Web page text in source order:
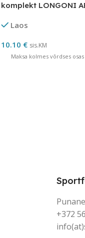
komplekt LONGONI
Laos
10.10 € sis.KM
Maksa kolmes võrdses osas
+372